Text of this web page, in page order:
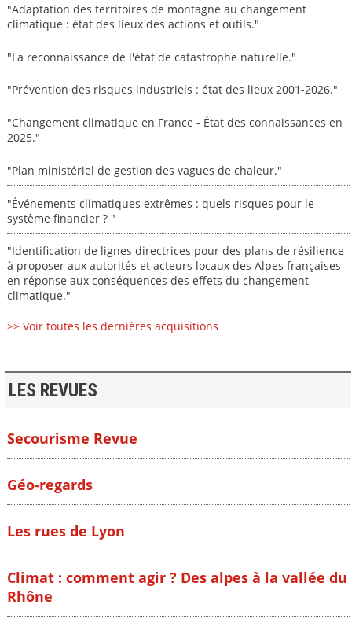
"Adaptation des territoires de montagne au changement
climatique : état des lieux des actions et outils."
"La reconnaissance de l'état de catastrophe naturelle."
"Prévention des risques industriels : état des lieux 2001-2026."
"Changement climatique en France - État des connaissances en
2025."
"Plan ministériel de gestion des vagues de chaleur."
"Événements climatiques extrêmes : quels risques pour le
système financier ? "
"Identification de lignes directrices pour des plans de résilience
à proposer aux autorités et acteurs locaux des Alpes françaises
en réponse aux conséquences des effets du changement
climatique."
>> Voir toutes les dernières acquisitions
LES REVUES
Secourisme Revue
Géo-regards
Les rues de Lyon
Climat : comment agir ? Des alpes à la vallée du
Rhône